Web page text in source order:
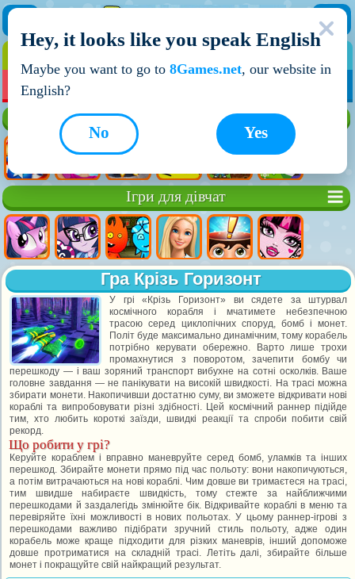
НОВІ ІГРИ
Ігри для дівчат
Гра Крізь Горизонт
У грі «Крізь Горизонт» ви сядете за штурвал
космічного корабля і мчатимете небезпечною
трасою серед циклопічних споруд, бомб і монет.
Політ буде максимально динамічним, тому корабель
потрібно керувати обережно. Варто лише трохи
промахнутися з поворотом, зачепити бомбу чи
перешкоду — і ваш зоряний транспорт вибухне на сотні осколків. Ваше
головне завдання — не панікувати на високій швидкості. На трасі можна
збирати монети. Накопичивши достатню суму, ви зможете відкривати нові
кораблі та випробовувати різні здібності. Цей космічний раннер підійде
тим, хто любить короткі заїзди, швидкі реакції та спроби побити свій
рекорд.
Що робити у грі?
Керуйте кораблем і вправно маневруйте серед бомб, уламків та інших
перешкод. Збирайте монети прямо під час польоту: вони накопичуються,
а потім витрачаються на нові кораблі. Чим довше ви тримаєтеся на трасі,
тим швидше набираєте швидкість, тому стежте за найближчими
перешкодами й заздалегідь змінюйте бік. Відкривайте кораблі в меню та
перевіряйте їхні можливості в нових польотах. У цьому раннер-ігрові з
перешкодами важливо підібрати зручний стиль польоту, адже один
корабель може краще підходити для різких маневрів, інший допоможе
довше протриматися на складній трасі. Летіть далі, збирайте більше
монет і покращуйте свій найкращий результат.
Hey, it looks like you speak English
Maybe you want to go to 8Games.net, our website in
English?
Yes
No